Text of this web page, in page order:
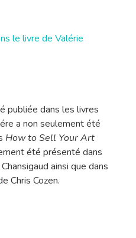
publiée dans les livres
a non seulement été
How to Sell Your Art
été présenté dans
ainsi que dans
Chris Cozen.